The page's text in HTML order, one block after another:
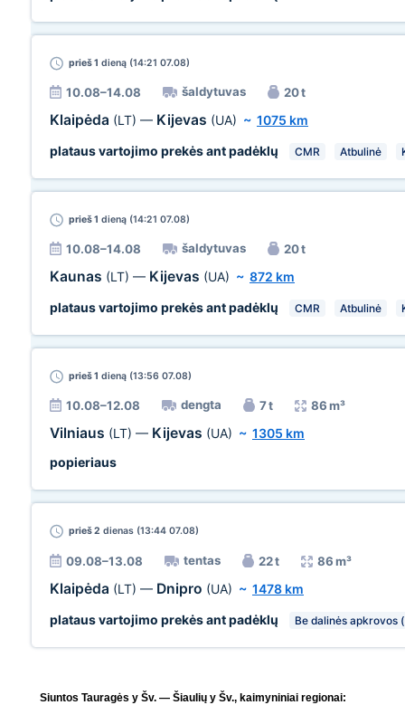
prieš 1 dieną (14:21 07.08)
10.08–14.08 šaldytuvas 20 t
Klaipėda (LT) — Kijevas (UA) ~ 1075 km
plataus vartojimo prekės ant padėklų
CMR Atbulinė
prieš 1 dieną (14:21 07.08)
10.08–14.08 šaldytuvas 20 t
Kaunas (LT) — Kijevas (UA) ~ 872 km
plataus vartojimo prekės ant padėklų
CMR Atbulinė
prieš 1 dieną (13:56 07.08)
10.08–12.08 dengta 7 t 86 m³
Vilniaus (LT) — Kijevas (UA) ~ 1305 km
popieriaus
prieš 2 dienas (13:44 07.08)
09.08–13.08 tentas 22 t 86 m³
Klaipėda (LT) — Dnipro (UA) ~ 1478 km
plataus vartojimo prekės ant padėklų
Be dalinės apkrovos
Siuntos Tauragės y Šv. — Šiaulių y Šv., kaimyniniai regionai: